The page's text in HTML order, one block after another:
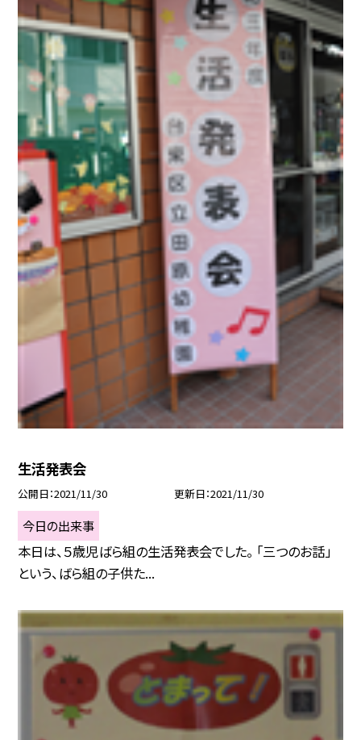
生活発表会
公開日 2021/11/30 更新日 2021/11/30
今日の出来事
本日は、５歳児ばら組の生活発表会でした。 「三つのお話」
という、ばら組の子供た...